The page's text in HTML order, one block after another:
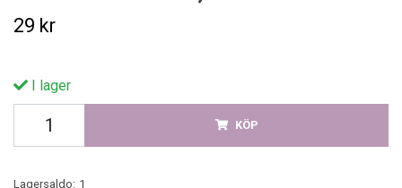
29 kr
I lager
KÖP
Lagersaldo: 1